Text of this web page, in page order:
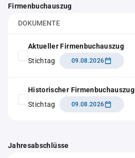
Firmenbuchauszug
DOKUMENTE
Aktueller Firmenbuchauszug
Stichtag
09.08.2026
Historischer Firmenbuchauszug
Stichtag
09.08.2026
Jahresabschlüsse